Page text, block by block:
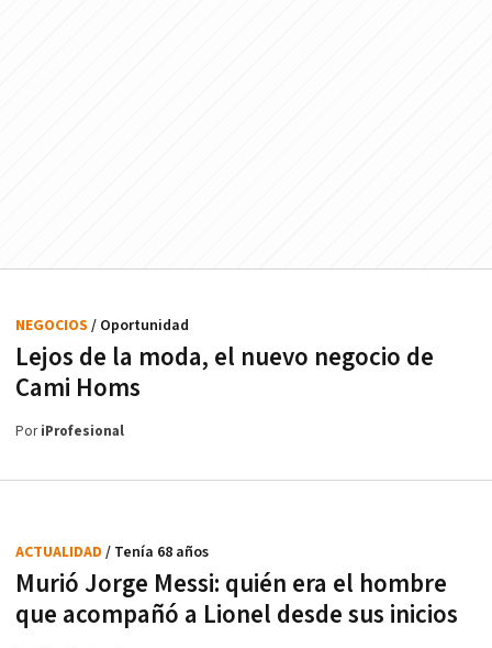
Lejos de la moda, el nuevo negocio de
Cami Homs
NEGOCIOS / Oportunidad
PoriProfesional
Murió Jorge Messi: quién era el hombre
que acompañó a Lionel desde sus inicios
ACTUALIDAD / Tenía 68 años